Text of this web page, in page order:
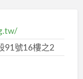
91號16樓之2